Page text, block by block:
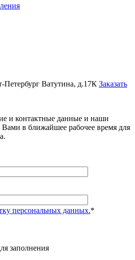
Петербург Ватутина, д.17К Заказать
и контактные данные и наши
Вами в ближайшее рабочее время для
персональных данных.*
заполнения